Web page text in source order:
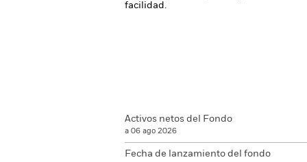
facilidad.
Activos netos del Fondo
a 06 ago 2026
Fecha de lanzamiento del fondo